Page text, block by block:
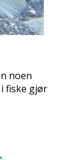
noen
fiske gjør